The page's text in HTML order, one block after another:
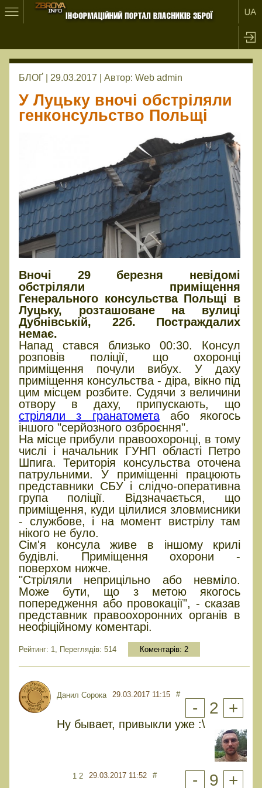
БЛОҐ | 29.03.2017 | Автор: Web admin
У Луцьку вночі обстріляли
генконсульство Польщі
Вночі 29 березня невідомі
обстріляли приміщення
Генерального консульства Польщі в
Луцьку, розташоване на вулиці
Дубнівській, 22б. Постраждалих
немає.
Напад стався близько 00:30. Консул
розповів поліції, що охоронці
приміщення почули вибух. У даху
приміщення консульства - діра, вікно під
цим місцем розбите. Судячи з величини
отвору в даху, припускають, що
стріляли з гранатометаабо якогось
іншого "серйозного озброєння".
На місце прибули правоохоронці, в тому
числі і начальник ГУНП області Петро
Шпига. Територія консульства оточена
патрульними. У приміщенні працюють
представники СБУ і слідчо-оперативна
група поліції. Відзначається, що
приміщення, куди цілилися зловмисники
- службове, і на момент вистрілу там
нікого не було.
Сім'я консула живе в іншому крилі
будівлі. Приміщення охорони -
поверхом нижче.
"Стріляли неприцільно або невміло.
Може бути, що з метою якогось
попередження або провокації", - сказав
представник правоохоронних органів в
неофіційному коментарі.
Рейтинг: 1, Переглядів: 514 Коментарів: 2
Данил Сорока 29.03.2017 11:15 #
- 2 +
Ну бывает, привыкли уже :\
1 2 29.03.2017 11:52 # - 9 +